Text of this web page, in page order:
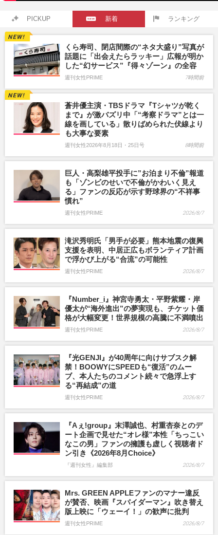
PICKUP 新着 ランキング
くら寿司、閉店間際の“ネタ大盛り”写真が
話題に「出会えたらラッキー」広報が明か
した“幻サービス”『得々ゾーン』の全容
週刊女性PRIME 7時間前
蒼井優主演・TBSドラマ『Tシャツが乾く
まで』が激バズリ中「“考察ドラマ”とは一
線を画している」散りばめられた伏線より
も大事な要素
週刊女性2026年8月18日・25日号 8時間前
巨人・高梨雄平投手に”お泊まり不倫”報道
も「ゾンビのせいで不倫がかわいく見え
る」ファンの反応が示す野球界の“不祥事
慣れ”
週刊女性PRIME 2026/8/7
滝沢秀明氏「男手が必要」熊本地震の復興
支援を表明、中居正広もボランティア計画
で浮かび上がる“合流”の可能性
週刊女性PRIME 2026/8/7
『Number_i』神宮寺勇太・平野紫耀・岸
優太が“海外進出”の夢実現も、チケット価
格が大幅変更！世界規模の高騰に不満噴出
週刊女性PRIME 2026/8/7
『光GENJI』が40周年に向けサブスク解
禁！BOOWYにSPEEDも“復活”のムー
ブ、本人たちのコメント続々で急浮上す
る“再結成”の道
週刊女性PRIME 2026/8/7
『Aぇ!group』末澤誠也、村重杏奈とのデ
ート企画で見せた“オレ様”本性「ちっこい
なこの男」ファンの擁護も虚しく視聴者ド
ン引き《2026年8月Choice》
『週刊女性』編集部 2026/8/7
Mrs. GREEN APPLEファンのマナー違反
が賛否、映画『スパイダーマン』吹き替え
版上映に「ウェーイ！」の歓声に批判
週刊女性PRIME 2026/8/7